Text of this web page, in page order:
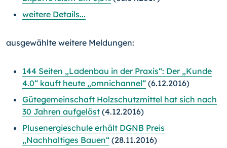
weitere Details...
ausgewählte weitere Meldungen:
144 Seiten „Ladenbau in der Praxis“: Der „Kunde
4.0“ kauft heute „omnichannel“ (6.12.2016)
Gütegemeinschaft Holzschutzmittel hat sich nach
30 Jahren aufgelöst (4.12.2016)
Plusenergieschule erhält DGNB Preis
„Nachhaltiges Bauen“ (28.11.2016)